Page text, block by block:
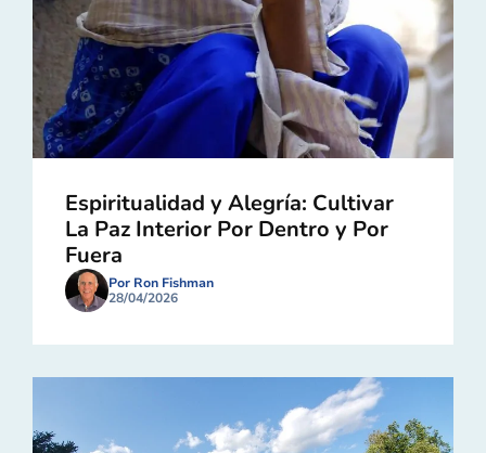
Espiritualidad y Alegría: Cultivar
La Paz Interior Por Dentro y Por
Fuera
Por Ron Fishman
28/04/2026